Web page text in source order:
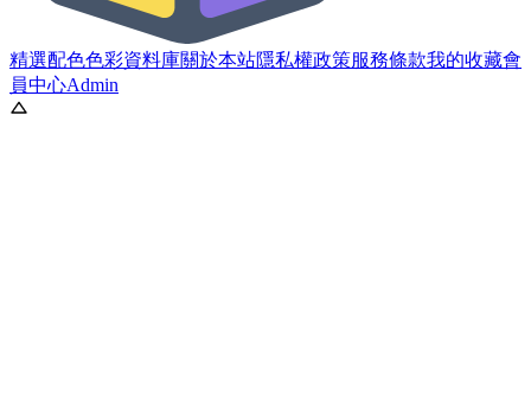
精選配色色彩資料庫關於本站隱私權政策服務條款我的收藏會
員中心Admin